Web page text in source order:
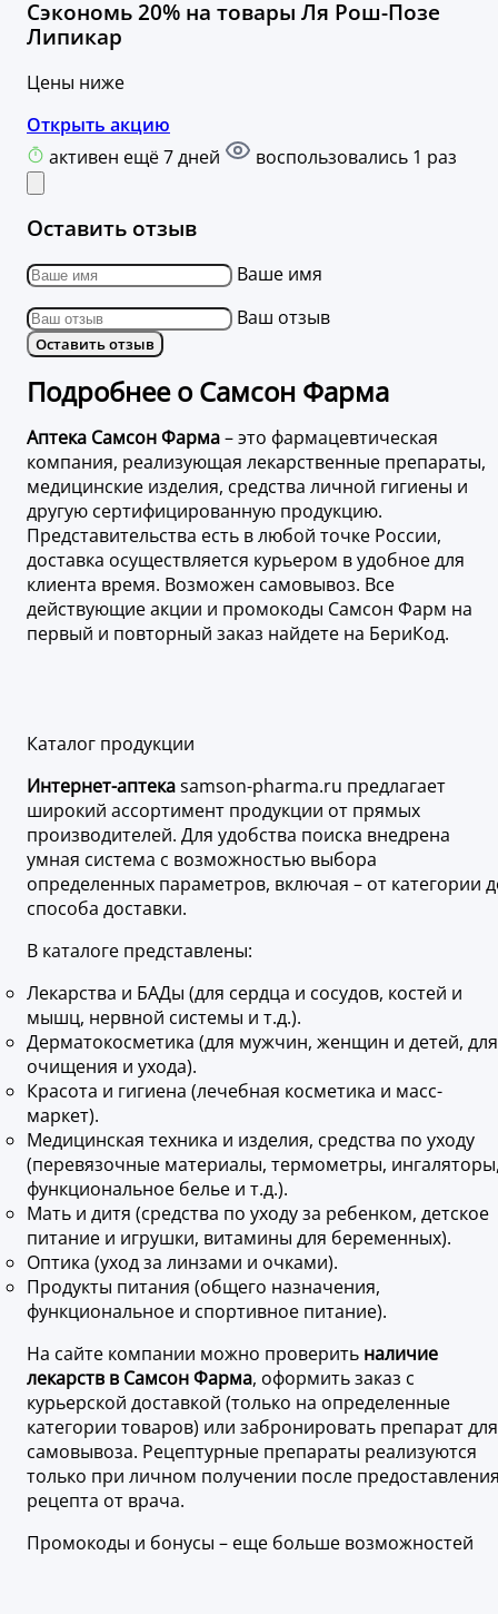
Сэкономь 20% на товары Ля Рош-Позе
Липикар
Цены ниже
Открыть акцию
активен ещё 7 дней
воспользовались 1 раз
Оставить отзыв
Ваше имя
Ваш отзыв
Оставить отзыв
Подробнее о Самсон Фарма
Аптека Самсон Фарма– это фармацевтическая
компания, реализующая лекарственные препараты,
медицинские изделия, средства личной гигиены и
другую сертифицированную продукцию.
Представительства есть в любой точке России,
доставка осуществляется курьером в удобное для
клиента время. Возможен самовывоз. Все
действующие акции и промокоды Самсон Фарм на
первый и повторный заказ найдете на БериКод.
Каталог продукции
Интернет-аптекаsamson-pharma.ru предлагает
широкий ассортимент продукции от прямых
производителей. Для удобства поиска внедрена
умная система с возможностью выбора
определенных параметров, включая – от категории
способа доставки.
В каталоге представлены:
Лекарства и БАДы (для сердца и сосудов, костей и
мышц, нервной системы и т.д.).
Дерматокосметика (для мужчин, женщин и детей, для
очищения и ухода).
Красота и гигиена (лечебная косметика и масс-
маркет).
Медицинская техника и изделия, средства по уходу
(перевязочные материалы, термометры,
функциональное белье и т.д.).
Мать и дитя (средства по уходу за ребенком, детское
питание и игрушки, витамины для беременных).
Оптика (уход за линзами и очками).
Продукты питания (общего назначения,
функциональное и спортивное питание).
На сайте компании можно проверить наличие
лекарств в Самсон Фарма, оформить заказ с
курьерской доставкой (только на определенные
категории товаров) или забронировать препарат для
самовывоза. Рецептурные препараты реализуются
только при личном получении после
рецепта от врача.
Промокоды и бонусы – еще больше возможностей